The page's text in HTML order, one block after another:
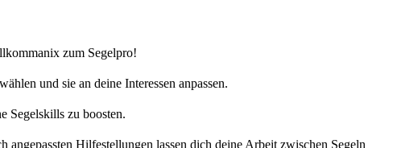
zum Segelpro!
und sie an deine Interessen anpassen.
Segelskills zu boosten.
Hilfestellungen lassen dich deine Arbeit zwischen Segeln